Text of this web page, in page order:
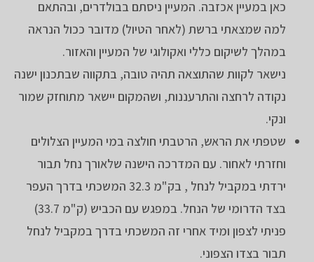
כאן במעיין אכזבה. המעיין ניסתם בבולדרים, ובהתאם
למה שמצאתי ברשת (לאחר הטיול) מדובר ככול הנראה
במהלך לשיקום כללי ואקולוגי של המעיין והאזור.
נישאר לקוות שהתוצאה תהיה טובה, בתקווה שבתכנון ישנה
נקודה לרחצה והתרעננות, ושהמקום יישאר מתוחזק שמור
ונקי.
שטפתי את הראש, הרטבתי חולצה במי המעיין הצלולים
וחזרתי לאחור. עם המדרכה הישנה שלאורך נחל תבור
ירדתי במקביל לנחל , בק"מ 32.3 המשכתי בדרך העפר
בצד הדרומי של הנחל. במפגש עם הכביש (ק"מ 33.7)
פניתי לצפון ומיד אחרי זה המשכתי בדרך במקביל לנחל
תבור בצדו הצפוני.